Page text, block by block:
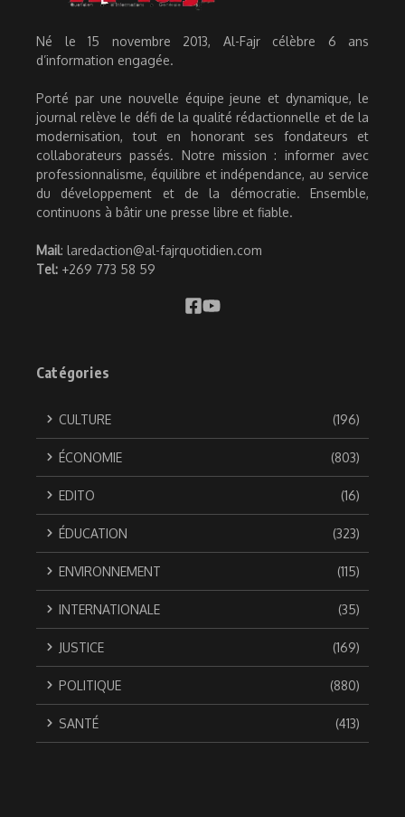
Né le 15 novembre 2013, Al-Fajr célèbre 6 ans
d’information engagée.
Porté par une nouvelle équipe jeune et dynamique, le
journal relève le défi de la qualité rédactionnelle et de la
modernisation, tout en honorant ses fondateurs et
collaborateurs passés. Notre mission : informer avec
professionnalisme, équilibre et indépendance, au service
du développement et de la démocratie. Ensemble,
continuons à bâtir une presse libre et fiable.
Mail: laredaction@al-fajrquotidien.com
Tel: +269 773 58 59
Catégories
CULTURE (196)
ÉCONOMIE (803)
EDITO (16)
ÉDUCATION (323)
ENVIRONNEMENT (115)
INTERNATIONALE (35)
JUSTICE (169)
POLITIQUE (880)
SANTÉ (413)